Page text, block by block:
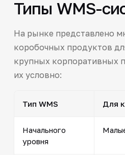
Типы WMS-
На рынке представлено
коробочных продуктов
крупных корпоративных
их условно:
Тип WMS Для
Начального
уровня